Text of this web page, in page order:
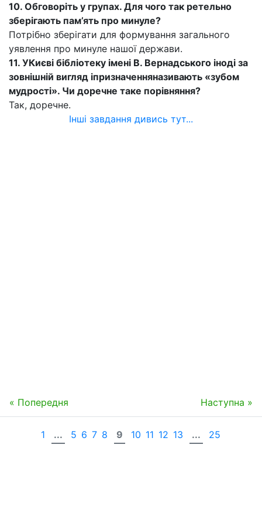
10. Обговоріть у групах. Для чого так ретельно
зберігають пам’ять про минуле?
Потрібно зберігати для формування загального
уявлення про минуле нашої держави.
11. УКиєві бібліотеку імені В. Вернадського іноді за
зовнішній вигляд іпризначенняназивають «зубом
мудрості». Чи доречне таке порівняння?
Так, доречне.
Інші завдання дивись тут...
« Попередня Наступна »
1 ... 5 6 7 8 9 10 11 12 13 ... 25